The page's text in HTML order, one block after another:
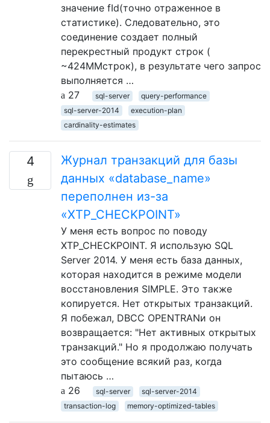
значение fId(точно отраженное в
статистике). Следовательно, это
соединение создает полный
перекрестный продукт строк (
~424MMстрок), в результате чего запрос
выполняется …
27
sql-server
query-performance
sql-server-2014
execution-plan
cardinality-estimates
4
Журнал транзакций для базы
данных «database_name»
переполнен из-за
«XTP_CHECKPOINT»
У меня есть вопрос по поводу
XTP_CHECKPOINT. Я использую SQL
Server 2014. У меня есть база данных,
которая находится в режиме модели
восстановления SIMPLE. Это также
копируется. Нет открытых транзакций.
Я побежал, DBCC OPENTRANи он
возвращается: "Нет активных открытых
транзакций." Но я продолжаю получать
это сообщение всякий раз, когда
пытаюсь …
26
sql-server
sql-server-2014
transaction-log
memory-optimized-tables